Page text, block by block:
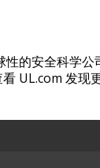
的安全科学
UL.com 发现